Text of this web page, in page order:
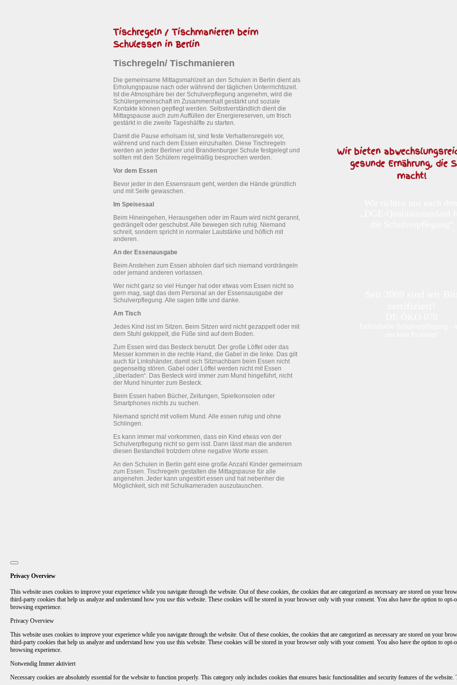
Tischregeln / Tischmanieren beim
Schulessen in Berlin
Tischregeln/ Tischmanieren
Die gemeinsame Mittagsmahlzeit an den Schulen in Berlin dient als
Erholungspause nach oder während der täglichen Unterrrichtszeit.
Ist die Atmosphäre bei der Schulverpflegung angenehm, wird die
Schülergemeinschaft im Zusammenhalt gestärkt und soziale
Kontakte können gepflegt werden. Selbstverständlich dient die
Mittagspause auch zum Auffüllen der Energiereserven, um frisch
gestärkt in die zweite Tageshälfte zu starten.
Damit die Pause erholsam ist, sind feste Verhaltensregeln vor,
während und nach dem Essen einzuhalten. Diese Tischregeln
werden an jeder Berliner und Brandenburger Schule festgelegt und
sollten mit den Schülern regelmäßig besprochen werden.
Vor dem Essen
Bevor jeder in den Essensraum geht, werden die Hände gründlich
und mit Seife gewaschen.
Im Speisesaal
Beim Hineingehen, Herausgehen oder im Raum wird nicht gerannt,
gedrängelt oder geschubst. Alle bewegen sich ruhig. Niemand
schreit, sondern spricht in normaler Lautstärke und höflich mit
anderen.
An der Essenausgabe
Beim Anstehen zum Essen abholen darf sich niemand vordrängeln
oder jemand anderen vorlassen.
Wer nicht ganz so viel Hunger hat oder etwas vom Essen nicht so
gern mag, sagt das dem Personal an der Essensausgabe der
Schulverpflegung. Alle sagen bitte und danke.
Am Tisch
Jedes Kind isst im Sitzen. Beim Sitzen wird nicht gezappelt oder mit
dem Stuhl gekippelt, die Füße sind auf dem Boden.
Zum Essen wird das Besteck benutzt. Der große Löffel oder das
Messer kommen in die rechte Hand, die Gabel in die linke. Das gilt
auch für Linkshänder, damit sich Sitznachbarn beim Essen nicht
gegenseitig stören. Gabel oder Löffel werden nicht mit Essen
„überladen“. Das Besteck wird immer zum Mund hingeführt, nicht
der Mund hinunter zum Besteck.
Beim Essen haben Bücher, Zeitungen, Spielkonsolen oder
Smartphones nichts zu suchen.
Niemand spricht mit vollem Mund. Alle essen ruhig und ohne
Schlingen.
Es kann immer mal vorkommen, dass ein Kind etwas von der
Schulverpflegung nicht so gern isst. Dann lässt man die anderen
diesen Bestandteil trotzdem ohne negative Worte essen.
An den Schulen in Berlin geht eine große Anzahl Kinder gemeinsam
zum Essen. Tischregeln gestalten die Mittagspause für alle
angenehm. Jeder kann ungestört essen und hat nebenher die
Möglichkeit, sich mit Schulkameraden auszutauschen.
Wir bieten
gesunde Ernährung, die
macht!
Privacy Overview
This website uses cookies to improve your experience while you navigate through the website. Out of these cookies, the cookies that are categorized as necessary are stored on your
third-party cookies that help us analyze and understand how you use this website. These cookies will be stored in your browser only with your consent. You also have the option to
browsing experience.
Privacy Overview
This website uses cookies to improve your experience while you navigate through the website. Out of these cookies, the cookies that are categorized as necessary are stored on your
third-party cookies that help us analyze and understand how you use this website. These cookies will be stored in your browser only with your consent. You also have the option to
browsing experience.
Notwendig Immer aktiviert
Necessary cookies are absolutely essential for the website to function properly. This category only includes cookies that ensures basic functionalities and security features of the